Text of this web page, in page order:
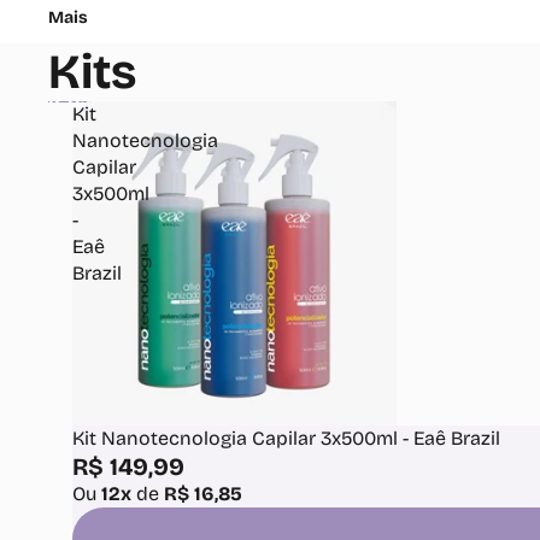
Mais
Kits
Ir para a lista de resultados
Kit
Nanotecnologia
Capilar
3x500ml
-
Eaê
Brazil
Kit Nanotecnologia Capilar 3x500ml - Eaê Brazil
R$ 149,99
Ou 12x de R$ 16,85